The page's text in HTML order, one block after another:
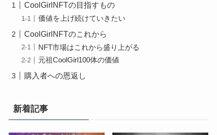
CoolGirlNFTの目指すもの
価値を上げ続けていきたい
CoolGirlNFTのこれから
NFT市場はこれから盛り上がる
元祖CoolGirl100体の価値
購入者への恩返し
新着記事